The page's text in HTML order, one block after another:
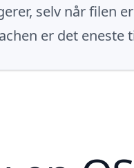
selv når filen
er det eneste